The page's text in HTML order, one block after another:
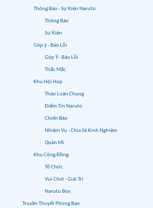
Thông Báo - Sự Kiện Naruto
Thông Báo
Sự Kiện
Góp ý - Báo Lỗi
Góp Ý - Báo Lỗi
Thắc Mắc
Khu Hội Họp
Thảo Luận Chung
Điểm Tin Naruto
Chiến Báo
Nhiệm Vụ - Chia Sẻ Kinh Nghiệm
Quán Mì
Khu Cộng Đồng
Tổ Chức
Vui Chơi - Giải Trí
Naruto Box
Truyền Thuyết Phong Bạo